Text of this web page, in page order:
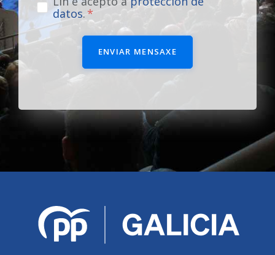
datos.
ENVIAR MENSAXE